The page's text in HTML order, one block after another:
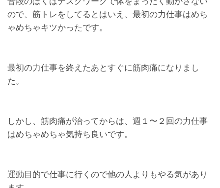
ので、筋トレをしてるとはいえ、最初の力仕事はめち
ゃめちゃキツかったです。
最初の力仕事を終えたあとすぐに筋肉痛になりまし
た。
しかし、筋肉痛が治ってからは、週１〜２回の力仕事
はめちゃめちゃ気持ち良いです。
運動目的で仕事に行くので他の人よりもやる気があり